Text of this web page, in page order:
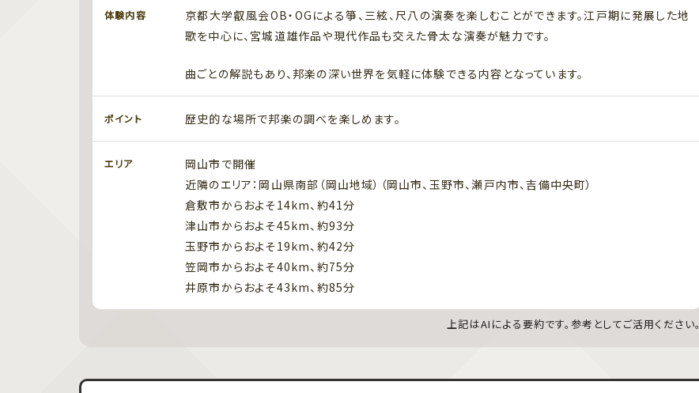
体験内容
京都大学叡風会OB・OGによる箏、三絃、尺八の演奏を楽しむことができます。江戸期に発展した地
歌を中心に、宮城道雄作品や現代作品も交えた骨太な演奏が魅力です。
曲ごとの解説もあり、邦楽の深い世界を気軽に体験できる内容となっています。
ポイント 歴史的な場所で邦楽の調べを楽しめます。
エリア
岡山市で開催
近隣のエリア：岡山県南部（岡山地域）（岡山市、玉野市、瀬戸内市、吉備中央町）
倉敷市からおよそ14km、約41分
津山市からおよそ45km、約93分
玉野市からおよそ19km、約42分
笠岡市からおよそ40km、約75分
井原市からおよそ43km、約85分
上記はAIによる要約です。参考としてご活用ください。